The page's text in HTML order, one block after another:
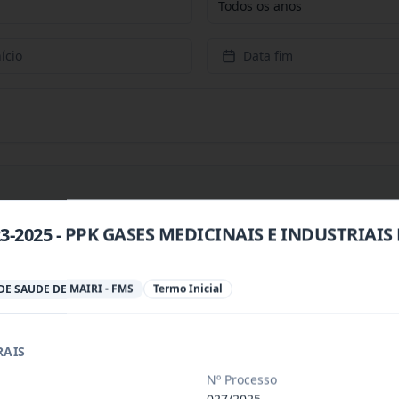
Todos os anos
Data fim
especializada para prestação de servi...
saúde, de forma complementar junto
2025 - PPK GASES MEDICINAIS E INDUSTRIAIS
SAUDE DE MAIRI - FMS Termo Inicial
Nº Processo